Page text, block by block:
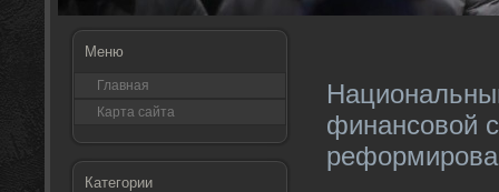
Меню
Главная
Карта сайта
Категории
финансовой